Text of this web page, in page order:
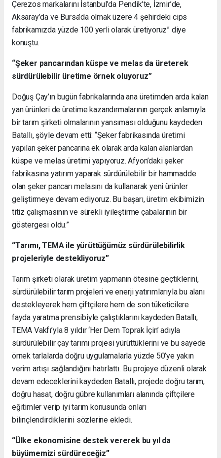
Çerezos markalarını İstanbul’da Pendik’te, İzmir’de,
Aksaray’da ve Bursa’da olmak üzere 4 şehirdeki cips
fabrikamızda yüzde 100 yerli olarak üretiyoruz” diye
konuştu.
“Şeker pancarından küspe ve melas da üreterek
sürdürülebilir üretime örnek oluyoruz”
Doğuş Çay’ın bugün fabrikalarında ana üretimden arda kalan
yan ürünleri de üretime kazandırmalarının gerçek anlamıyla
bir tarım şirketi olmalarının yansıması olduğunu kaydeden
Batallı, şöyle devam etti: “Şeker fabrikasında üretimi
yapılan şeker pancarına ek olarak arda kalan alanlardan
küspe ve melas üretimi yapıyoruz. Afyon’daki şeker
fabrikasına yatırım yaparak sürdürülebilir bir hammadde
olan şeker pancarı melasını da kullanarak yeni ürünler
geliştirmeye devam ediyoruz. Bu başarı, üretim ekibimizin
titiz çalışmasının ve sürekli iyileştirme çabalarının bir
göstergesi oldu.”
“Tarımı, TEMA ile yürüttüğümüz sürdürülebilirlik
projeleriyle destekliyoruz”
Tarım şirketi olarak üretim yapmanın ötesine geçtiklerini,
sürdürülebilir tarım projeleri ve enerji yatırımlarıyla bu alanı
destekleyerek hem çiftçilere hem de son tüketicilere
fayda yaratma prensibiyle çalıştıklarını kaydeden Batallı,
TEMA Vakfı’yla 8 yıldır ‘Her Dem Toprak İçin’ adıyla
sürdürülebilir çay tarımı projesi yürüttüklerini ve bu sayede
örnek tarlalarda doğru uygulamalarla yüzde 50’ye yakın
verim artışı sağlandığını hatırlattı. Bu projeye düzenli olarak
devam edeceklerini kaydeden Batallı, projede doğru tarım,
doğru hasat, doğru gübre kullanımları alanında çiftçilere
eğitimler verip iyi tarım konusunda onları
bilinçlendirdiklerini sözlerine ekledi.
“Ülke ekonomisine destek vererek bu yıl da
büyümemizi sürdüreceğiz”